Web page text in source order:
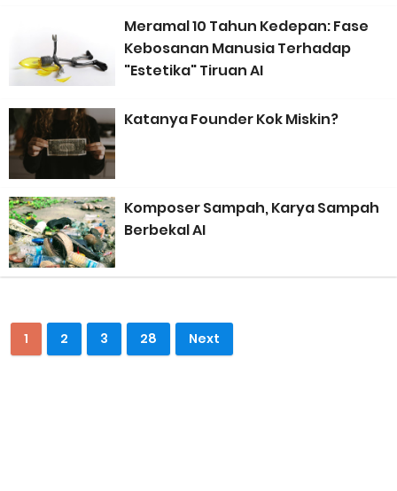
Animasi Lagu Anak Baru “Bath Time Song” dari Captain Hue &
Wacana Genre Baru “Timurnesia”: Representasi, Identitas,
Negeri Kaya Seni Tapi Masyarakatnya Masih Bermental Impor
Guide 2026)
Meramal 10 Tahun Kedepan: Fase
Kebosanan Manusia Terhadap
"Estetika" Tiruan AI
Katanya Founder Kok Miskin?
Komposer Sampah, Karya Sampah
Berbekal AI
1 2 3 28 Next